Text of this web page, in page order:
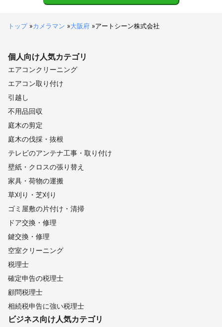
トップ»カメラマン »大阪府 »アートシーン株式会社
個人向け人気カテゴリ
エアコンクリーニング
エアコン取り付け
引越し
不用品回収
庭木の剪定
庭木の伐採・抜根
テレビのアンテナ工事・取り付け
壁紙・クロスの張り替え
家具・荷物の運搬
草刈り・芝刈り
ゴミ屋敷の片付け・清掃
ドア交換・修理
鍵交換・修理
空室クリーニング
税理士
確定申告の税理士
顧問税理士
相続税申告に強い税理士
ビジネス向け人気カテゴリ